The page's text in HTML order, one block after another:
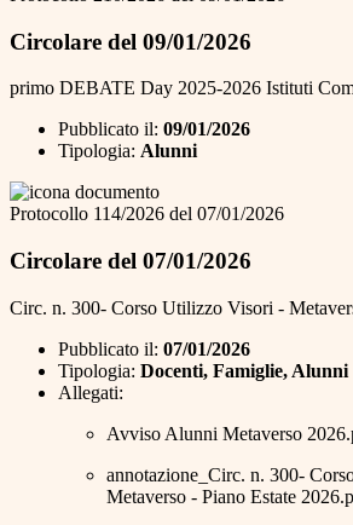
Circolare del 09/01/2026
primo DEBATE Day 2025-2026 Istituti
Pubblicato il: 09/01/2026
Tipologia: Alunni
Protocollo 114/2026 del 07/01/2026
Circolare del 07/01/2026
Circ. n. 300- Corso Utilizzo Visori -
Pubblicato il: 07/01/2026
Tipologia: Docenti, Famiglie, Alunni
Allegati:
Avviso Alunni Metaverso
annotazione_Circ. n. 300-
Metaverso - Piano Estate